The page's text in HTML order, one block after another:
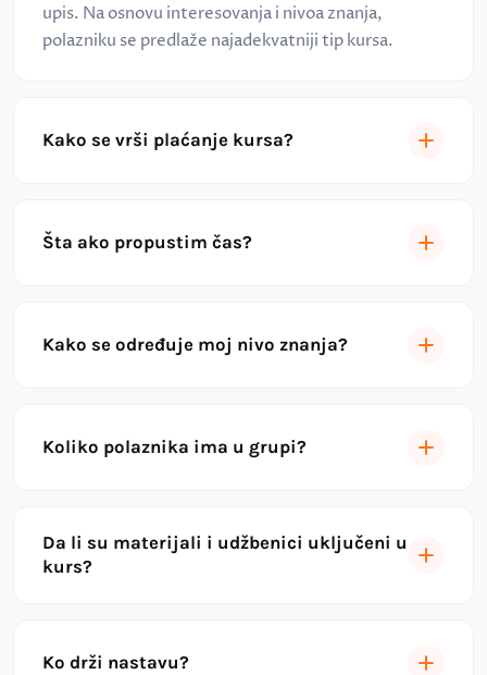
upis. Na osnovu interesovanja i nivoa znanja,
polazniku se predlaže najadekvatniji tip kursa.
Kako se vrši plaćanje kursa?
Šta ako propustim čas?
Kako se određuje moj nivo znanja?
Koliko polaznika ima u grupi?
Da li su materijali i udžbenici uključeni u
kurs?
Ko drži nastavu?